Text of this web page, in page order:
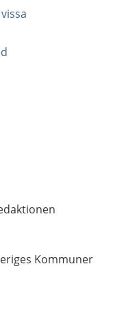
Kommuner